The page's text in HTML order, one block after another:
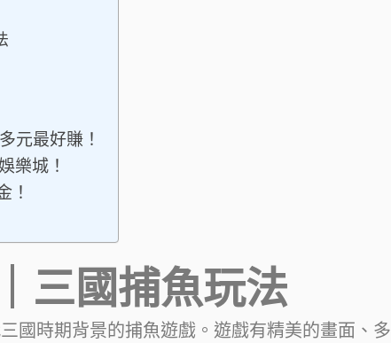
元最好賺！
樂城！
！
三國捕魚玩法
國時期背景的捕魚遊戲。遊戲有精美的畫面、多